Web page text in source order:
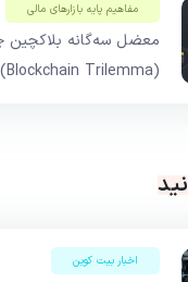
مفاهیم پایه بازار‌های مالی
معضل سه‌گانه
(Blockchain Trilemma)
اخبار بیت کوین